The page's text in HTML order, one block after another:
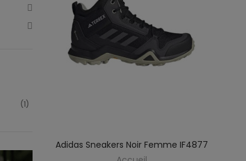
Adidas Sneakers Noir Femme IF4877
(1)